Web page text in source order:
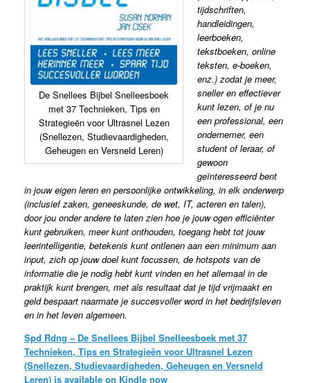
De Snellees Bijbel Snelleesboek
met 37 Technieken, Tips en
Strategieën voor Ultrasnel Lezen
(Snellezen, Studievaardigheden,
Geheugen en Versneld Leren)
tijdschriften,
handleidingen,
leerboeken,
tekstboeken, online
teksten, e-boeken,
enz.) zodat je meer,
sneller en effectiever
kunt lezen, of je nu
een professional, een
ondernemer, een
student of leraar, of
gewoon
geïnteresseerd bent
in jouw eigen leren en persoonlijke ontwikkeling, in elk onderwerp
(inclusief zaken, geneeskunde, de wet, IT, acteren en talen),
door jou onder andere te laten zien hoe je jouw ogen efficiënter
kunt gebruiken, meer kunt onthouden, toegang hebt tot jouw
leerintelligentie, betekenis kunt ontlenen aan een minimum aan
input, zich op jouw doel kunt focussen, de hotspots van de
informatie die je nodig hebt kunt vinden en het allemaal in de
praktijk kunt brengen, met als resultaat dat je tijd vrijmaakt en
geld bespaart naarmate je succesvoller word in het bedrijfsleven
en in het leven algemeen.
Spd Rdng – De Snellees Bijbel Snelleesboek met 37
Technieken, Tips en Strategieën voor Ultrasnel Lezen
(Snellezen, Studievaardigheden, Geheugen en Versneld
Leren) is available on Kindle now